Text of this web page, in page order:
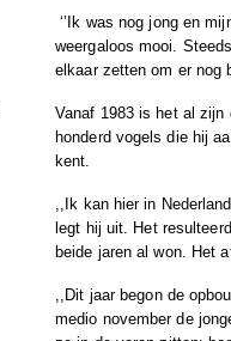
‘’Ik was nog jong en
weergaloos mooi.
elkaar zetten om er nog
Vanaf 1983 is het al zijn
honderd vogels die hij
kent.
,,Ik kan hier in
legt hij uit. Het
beide jaren al won. Het
,,Dit jaar begon de
medio november de